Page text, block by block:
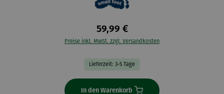
59,99 €
Preise inkl. MwSt. zzgl. Versandkosten
Lieferzeit: 3-5 Tage
In den Warenkorb